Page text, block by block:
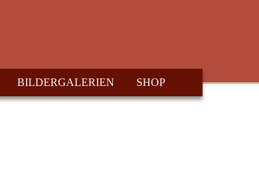
BILDERGALERIEN SHOP